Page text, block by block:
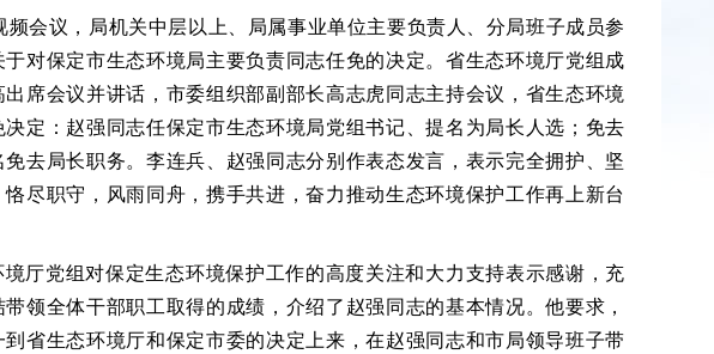
会议，局机关中层以上、局属事业单位主要负责人、分局班子成员参
对保定市生态环境局主要负责同志任免的决定。省生态环境厅党组成
席会议并讲话，市委组织部副部长高志虎同志主持会议，省生态环境
定：赵强同志任保定市生态环境局党组书记、提名为局长人选；免去
去局长职务。李连兵、赵强同志分别作表态发言，表示完全拥护、坚
尽职守，风雨同舟，携手共进，奋力推动生态环境保护工作再上新台
厅党组对保定生态环境保护工作的高度关注和大力支持表示感谢，充
领全体干部职工取得的成绩，介绍了赵强同志的基本情况。他要求，
省生态环境厅和保定市委的决定上来，在赵强同志和市局领导班子带